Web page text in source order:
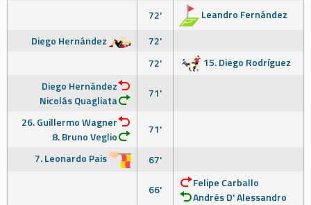
72'
Leandro Fernández
Diego Hernández
72'
72'
15. Diego Rodríguez
Diego Hernández
Nicolás Quagliata
71'
26. Guillermo Wagner
8. Bruno Veglio
71'
7. Leonardo Pais
67'
66'
Felipe Carballo
Andrés D' Alessandro